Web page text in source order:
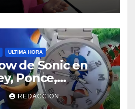
ULTIMA HORA
de Sonic en
Ponce,
y Humacao,
para el que
REDACCION